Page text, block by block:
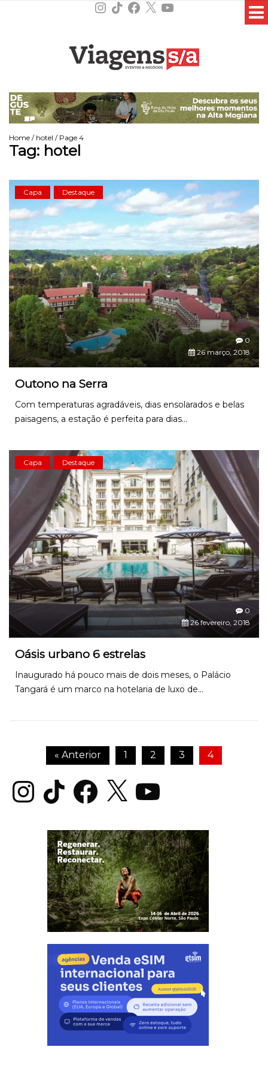
Instagram
TikTokFacebook
X YouTube
Home / hotel / Page 4
Tag: hotel
Capa Destaque
0
26 março, 2018
Outono na Serra
Com temperaturas agradáveis, dias ensolarados e belas
paisagens, a estação é perfeita para dias...
Capa Destaque
0
26 fevereiro, 2018
Oásis urbano 6 estrelas
Inaugurado há pouco mais de dois meses, o Palácio
Tangará é um marco na hotelaria de luxo de...
« Anterior 1 2 3 4
InstagramTikTok Facebook
X YouTube